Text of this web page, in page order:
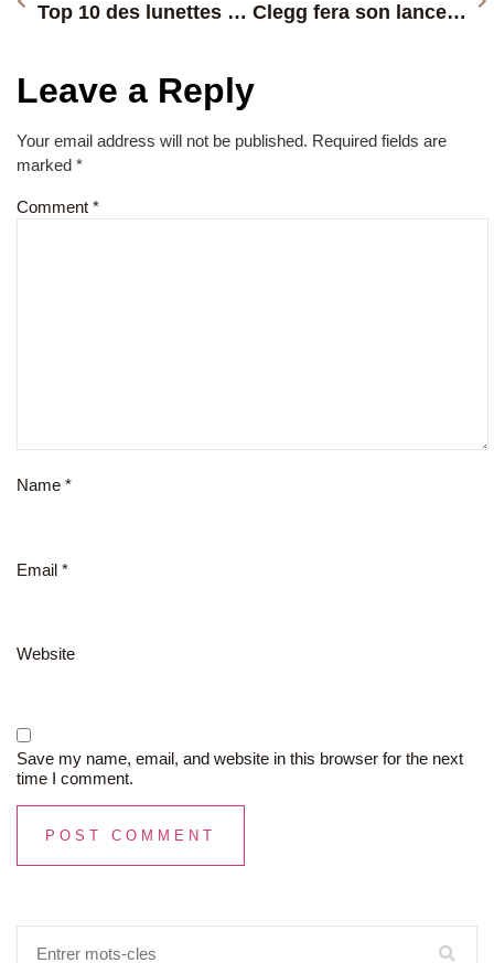
Top 10 des lunettes tendances de cette année Clegg fera son lancement à Miami, le 11 juin 2023
Leave a Reply
Your email address will not be published. Required fields are
marked *
Comment *
Name *
Email *
Website
Save my name, email, and website in this browser for the next
time I comment.